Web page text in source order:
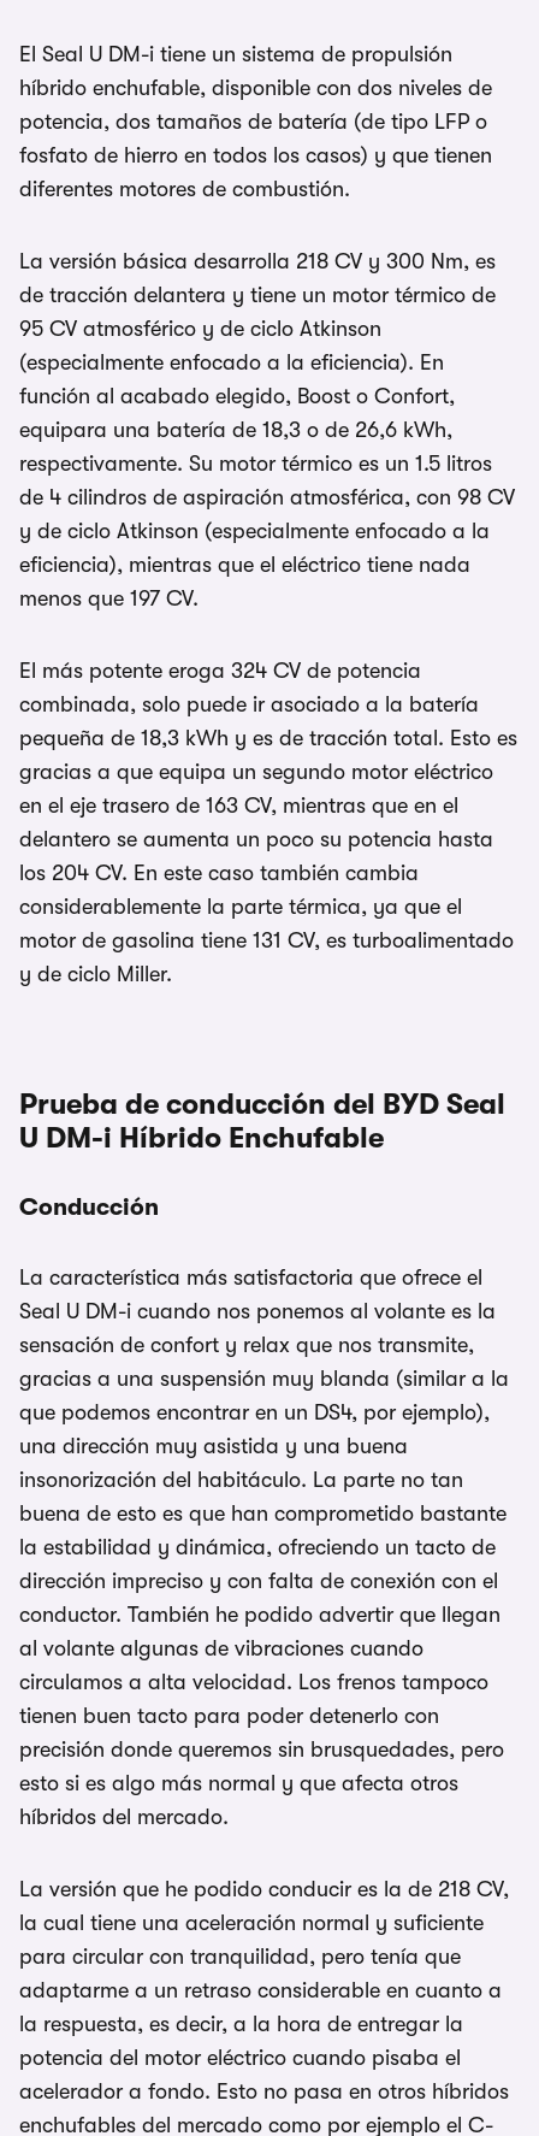
El Seal U DM-i tiene un sistema de propulsión
híbrido enchufable, disponible con dos niveles de
potencia, dos tamaños de batería (de tipo LFP o
fosfato de hierro en todos los casos) y que tienen
diferentes motores de combustión.
La versión básica desarrolla 218 CV y 300 Nm, es
de tracción delantera y tiene un motor térmico de
95 CV atmosférico y de ciclo Atkinson
(especialmente enfocado a la eficiencia). En
función al acabado elegido, Boost o Confort,
equipara una batería de 18,3 o de 26,6 kWh,
respectivamente. Su motor térmico es un 1.5 litros
de 4 cilindros de aspiración atmosférica, con 98 CV
y de ciclo Atkinson (especialmente enfocado a la
eficiencia), mientras que el eléctrico tiene nada
menos que 197 CV.
El más potente eroga 324 CV de potencia
combinada, solo puede ir asociado a la batería
pequeña de 18,3 kWh y es de tracción total. Esto es
gracias a que equipa un segundo motor eléctrico
en el eje trasero de 163 CV, mientras que en el
delantero se aumenta un poco su potencia hasta
los 204 CV. En este caso también cambia
considerablemente la parte térmica, ya que el
motor de gasolina tiene 131 CV, es turboalimentado
y de ciclo Miller.
Prueba de conducción del BYD Seal
U DM-i Híbrido Enchufable
Conducción
La característica más satisfactoria que ofrece el
Seal U DM-i cuando nos ponemos al volante es la
sensación de confort y relax que nos transmite,
gracias a una suspensión muy blanda (similar a la
que podemos encontrar en un DS4, por ejemplo),
una dirección muy asistida y una buena
insonorización del habitáculo. La parte no tan
buena de esto es que han comprometido bastante
la estabilidad y dinámica, ofreciendo un tacto de
dirección impreciso y con falta de conexión con el
conductor. También he podido advertir que llegan
al volante algunas de vibraciones cuando
circulamos a alta velocidad. Los frenos tampoco
tienen buen tacto para poder detenerlo con
precisión donde queremos sin brusquedades, pero
esto si es algo más normal y que afecta otros
híbridos del mercado.
La versión que he podido conducir es la de 218 CV,
la cual tiene una aceleración normal y suficiente
para circular con tranquilidad, pero tenía que
adaptarme a un retraso considerable en cuanto a
la respuesta, es decir, a la hora de entregar la
potencia del motor eléctrico cuando pisaba el
acelerador a fondo. Esto no pasa en otros híbridos
enchufables del mercado como por ejemplo el C-